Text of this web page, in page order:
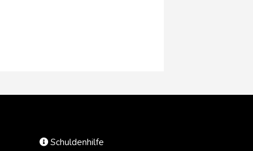
Schuldenhilfe